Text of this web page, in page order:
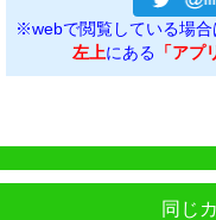
※webで閲覧している場合
左上にある 「アプ
同じ